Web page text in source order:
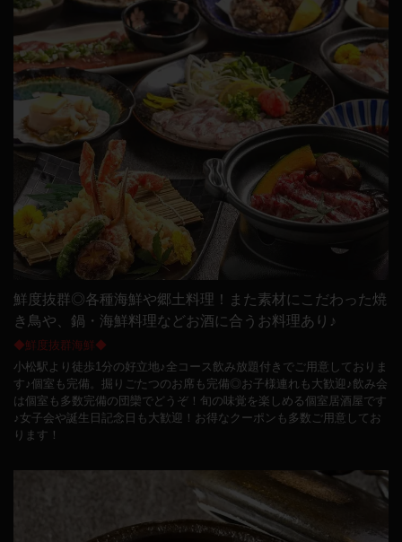
鮮度抜群◎各種海鮮や郷土料理！また素材にこだわった焼
き鳥や、鍋・海鮮料理などお酒に合うお料理あり♪
◆鮮度抜群海鮮◆
小松駅より徒歩1分の好立地♪全コース飲み放題付きでご用意しておりま
す♪個室も完備。掘りごたつのお席も完備◎お子様連れも大歓迎♪飲み会
は個室も多数完備の団欒でどうぞ！旬の味覚を楽しめる個室居酒屋です
♪女子会や誕生日記念日も大歓迎！お得なクーポンも多数ご用意してお
ります！